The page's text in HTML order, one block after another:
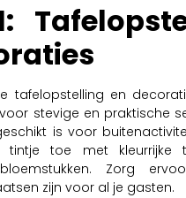
tafelopstelling en
stevige en praktische
is voor
tintje toe met kleurrijke
Zorg
zijn voor al je gasten.